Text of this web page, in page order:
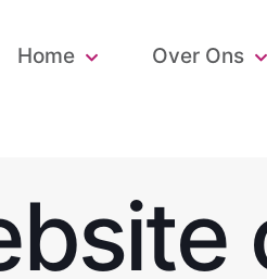
Home Over Ons